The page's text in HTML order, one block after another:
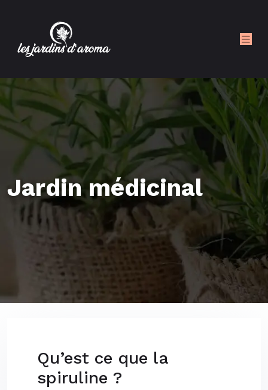
Jardin médicinal
Qu’est ce que la
spiruline ?